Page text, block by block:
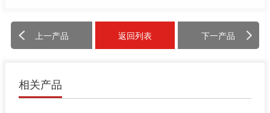
上一产品 返回列表 下一产品
相关产品